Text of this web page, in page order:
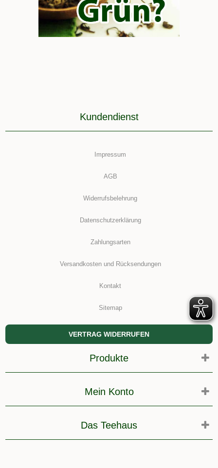
Kundendienst
Impressum
AGB
Widerrufsbelehrung
Datenschutzerklärung
Zahlungsarten
Versandkosten und Rücksendungen
Kontakt
Sitemap
VERTRAG WIDERRUFEN
Produkte
Mein Konto
Das Teehaus